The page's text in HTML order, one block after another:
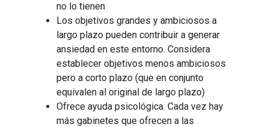
no lo tienen
Los objetivos grandes y ambiciosos a
largo plazo pueden contribuir a generar
ansiedad en este entorno. Considera
establecer objetivos menos ambiciosos
pero a corto plazo (que en conjunto
equivalen al original de largo plazo)
Ofrece ayuda psicológica. Cada vez hay
más gabinetes que ofrecen a las